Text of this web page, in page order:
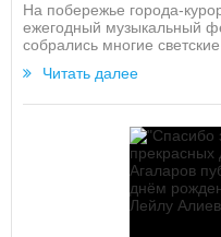
На побережье города-
ежегодный музыкальный
собрались многие светские
Читать далее